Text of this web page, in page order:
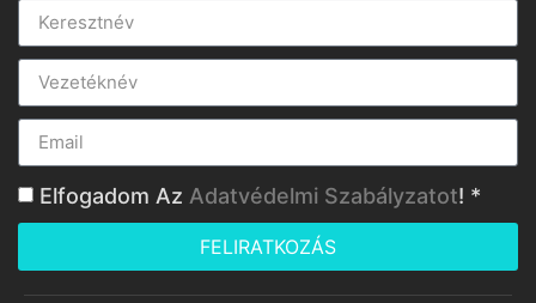
Elfogadom Az Adatvédelmi Szabályzatot! *
FELIRATKOZÁS